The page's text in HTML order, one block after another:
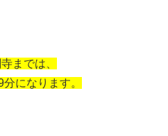
までは、
になります。